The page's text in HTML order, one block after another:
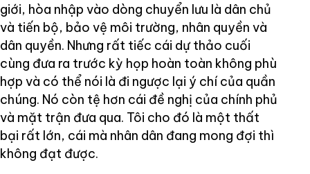
giới, hòa nhập vào dòng chuyển lưu là dân chủ
và tiến bộ, bảo vệ môi trường, nhân quyền và
dân quyền. Nhưng rất tiếc cái dự thảo cuối
cùng đưa ra trước kỳ họp hoàn toàn không phù
hợp và có thể nói là đi ngược lại ý chí của quần
chúng. Nó còn tệ hơn cái đề nghị của chính phủ
và mặt trận đưa qua. Tôi cho đó là một thất
bại rất lớn, cái mà nhân dân đang mong đợi thì
không đạt được.